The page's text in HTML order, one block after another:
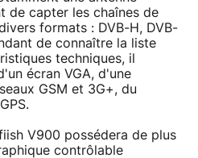
de capter les chaînes de
formats : DVB-H, DVB-
de connaître la liste
techniques, il
écran VGA, d'une
GSM et 3G+, du
V900 possédera de plus
contrôlable